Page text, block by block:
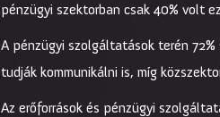
pénzügyi szektorban csak 40% volt
A pénzügyi szolgáltatások terén
tudják kommunikálni is, míg
Az erőforrások és pénzügyi